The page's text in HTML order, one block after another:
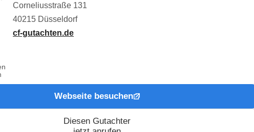
Corneliusstraße 131
40215 Düsseldorf
cf-gutachten.de
Webseite besuchen
Diesen Gutachter